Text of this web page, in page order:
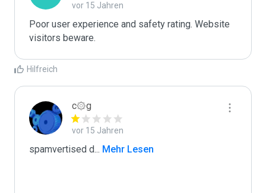
vor 15 Jahren
Poor user experience and safety rating. Website
visitors beware.
Hilfreich
c۞g
vor 15 Jahren
spamvertised d... Mehr Lesen